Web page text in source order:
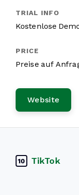
Kostenlose
Preise auf
Website
10 TikTok